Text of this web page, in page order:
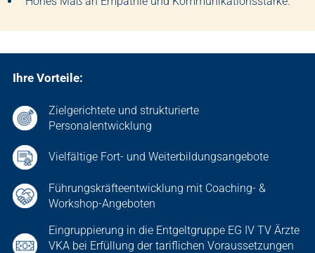
Ihre Vorteile:
Zielgerichtete und strukturierte
Personalentwicklung
Vielfältige Fort- und Weiterbildungsangebote
Führungskräfteentwicklung mit Coaching- &
Workshop-Angeboten
Eingruppierung in die Entgeltgruppe EG IV TV Ärzte
VKA bei Erfüllung der tariflichen Voraussetzungen